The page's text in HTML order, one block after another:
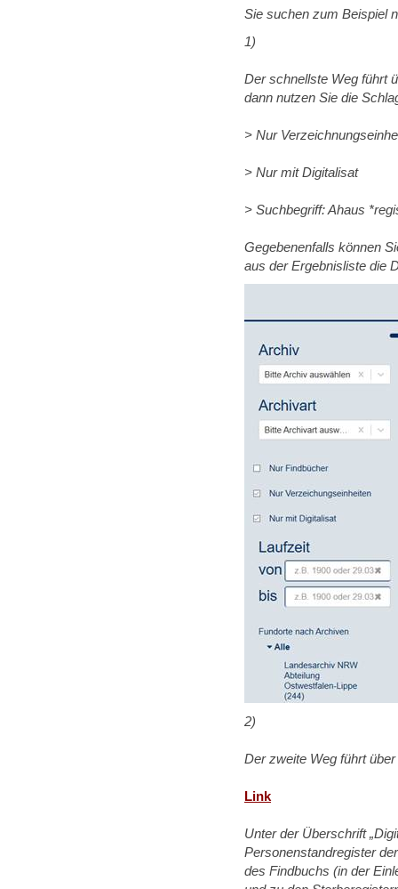
Sie suchen zum Beispiel
1)
Der schnellste Weg führt
dann nutzen Sie die
> Nur
> Nur mit Digitalisat
> Suchbegriff: Ahaus
Gegebenenfalls können
aus der Ergebnisliste die
2)
Der zweite Weg führt
Link
Unter der Überschrift
Personenstandregister
des Findbuchs (in der